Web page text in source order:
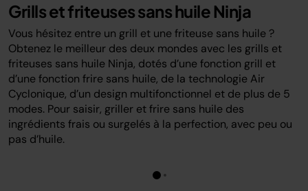
Grills et friteuses sans huile Ninja
Vous hésitez entre un grill et une friteuse sans huile ?
Obtenez le meilleur des deux mondes avec les grills et
friteuses sans huile Ninja, dotés d’une fonction grill et
d’une fonction frire sans huile, de la technologie Air
Cyclonique, d’un design multifonctionnel et de plus de 5
modes. Pour saisir, griller et frire sans huile des
ingrédients frais ou surgelés à la perfection, avec peu ou
pas d’huile.